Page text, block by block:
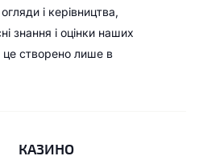
і керівництва,
знання і оцінки наших
це створено лише в
КАЗИНО